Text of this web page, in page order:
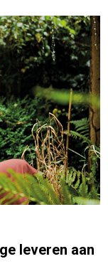
leveren aan